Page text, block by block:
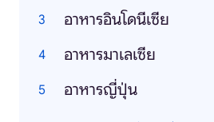
อาหารอินโดนีเซีย
อาหารมาเลเซีย
อาหารญี่ปุ่น